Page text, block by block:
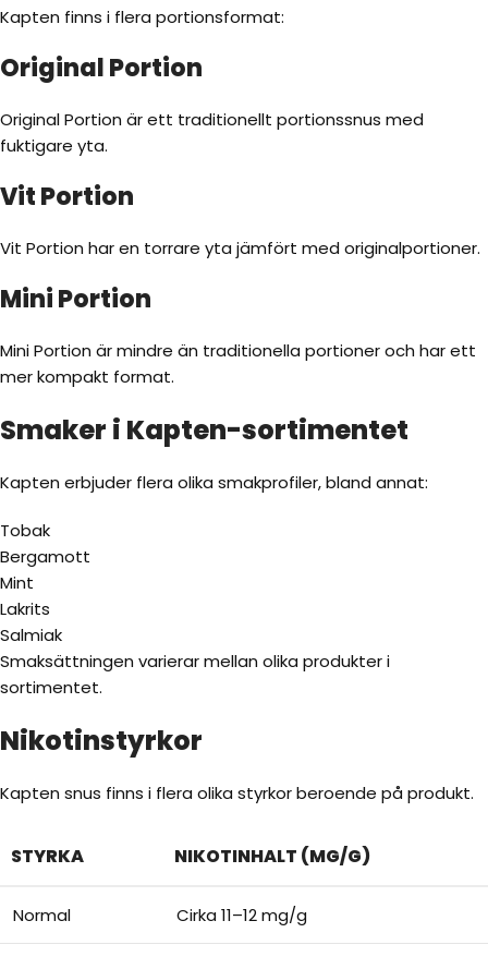
Kapten finns i flera portionsformat:
Original Portion
Original Portion är ett traditionellt portionssnus med
fuktigare yta.
Vit Portion
Vit Portion har en torrare yta jämfört med originalportioner.
Mini Portion
Mini Portion är mindre än traditionella portioner och har ett
mer kompakt format.
Smaker i Kapten-sortimentet
Kapten erbjuder flera olika smakprofiler, bland annat:
Tobak
Bergamott
Mint
Lakrits
Salmiak
Smaksättningen varierar mellan olika produkter i
sortimentet.
Nikotinstyrkor
Kapten snus finns i flera olika styrkor beroende på produkt.
STYRKA NIKOTINHALT (MG/G)
Normal Cirka 11–12 mg/g